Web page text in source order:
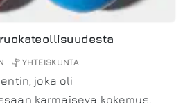
YHTEISKUNTA
joka oli
karmaiseva kokemus.